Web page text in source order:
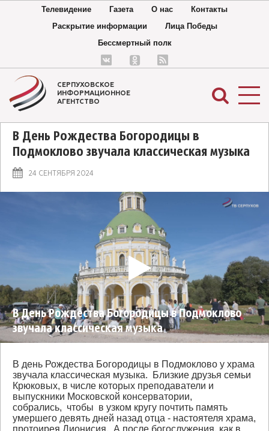
Телевидение Газета О нас
Контакты
Раскрытие информации
Лица Победы
Бессмертный полк
СЕРПУХОВСКОЕ
ИНФОРМАЦИОННОЕ
АГЕНТСТВО
В День Рождества Богородицы в
Подмоклово звучала классическая музыка
24 СЕНТЯБРЯ 2024
В День Рождества Богородицы в Подмоклово
звучала классическая музыка
В день Рождества Богородицы в Подмоклово у храма
звучала классическая музыка. Близкие друзья семьи
Крюковых, в числе которых преподаватели и
выпускники Московской консерватории,
собрались, чтобы в узком кругу почтить память
умершего девять дней назад отца - настоятеля храма,
протоирея Дионисия. А после богослужения, как в